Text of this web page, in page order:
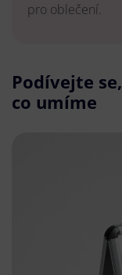
pro oblečení.
Podívejte se,
co umíme